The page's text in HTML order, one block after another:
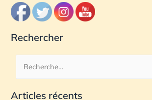
Rechercher
c
Articles récents